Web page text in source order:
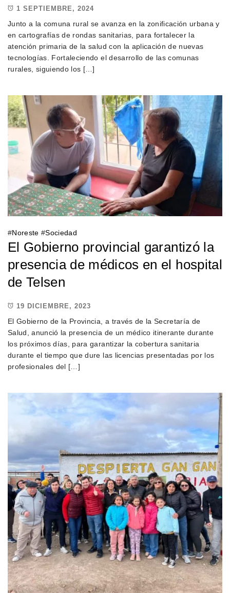
1 SEPTIEMBRE, 2024
Junto a la comuna rural se avanza en la zonificación urbana y
en cartografías de rondas sanitarias, para fortalecer la
atención primaria de la salud con la aplicación de nuevas
tecnologías. Fortaleciendo el desarrollo de las comunas
rurales, siguiendo los […]
#Noreste #Sociedad
El Gobierno provincial garantizó la
presencia de médicos en el hospital
de Telsen
19 DICIEMBRE, 2023
El Gobierno de la Provincia, a través de la Secretaría de
Salud, anunció la presencia de un médico itinerante durante
los próximos días, para garantizar la cobertura sanitaria
durante el tiempo que dure las licencias presentadas por los
profesionales del […]